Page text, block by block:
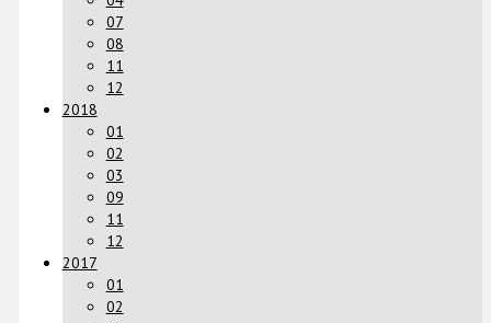
07
08
11
12
2018
01
02
03
09
11
12
2017
01
02